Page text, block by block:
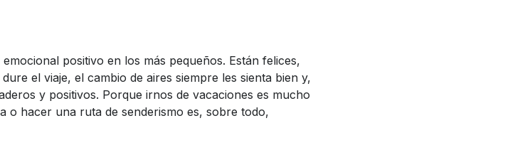
positivo en los más pequeños. Están felices,
el viaje, el cambio de aires siempre les sienta bien y,
y positivos. Porque irnos de vacaciones es mucho
o hacer una ruta de senderismo es, sobre todo,